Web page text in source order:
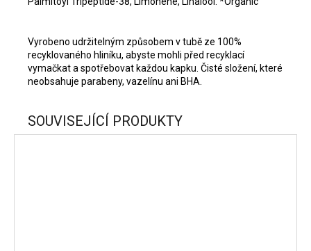
Vyrobeno udržitelným způsobem v tubě ze 100%
recyklovaného hliníku, abyste mohli před recyklací
vymačkat a spotřebovat každou kapku. Čisté složení, které
neobsahuje parabeny, vazelínu ani BHA.
SOUVISEJÍCÍ PRODUKTY